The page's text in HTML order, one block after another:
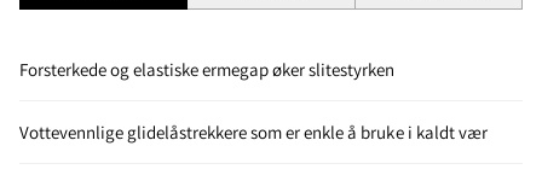
Forsterkede og elastiske ermegap øker slitestyrken
Vottevennlige glidelåstrekkere som er enkle å bruke i kaldt vær